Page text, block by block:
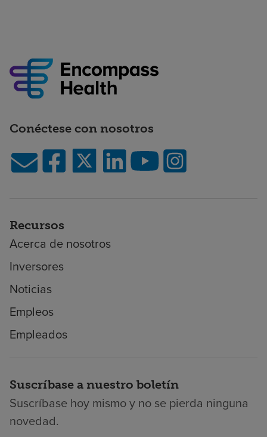
Conéctese con nosotros
Recursos
Acerca de nosotros
Inversores
Noticias
Empleos
Empleados
Suscríbase a nuestro boletín
Suscríbase hoy mismo y no se pierda ninguna
novedad.